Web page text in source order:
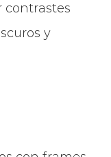
contrastes
y